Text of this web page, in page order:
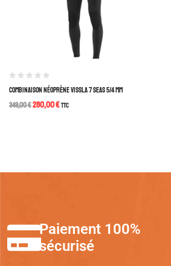
COMBINAISON NÉOPRÈNE VISSLA 7 SEAS 5/4 MM
349,00€280,00€TTC
Paiement 100%
sécurisé